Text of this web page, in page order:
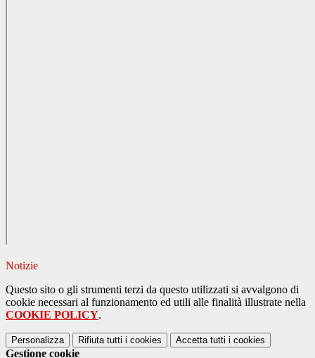
Notizie
Questo sito o gli strumenti terzi da questo utilizzati si avvalgono di
cookie necessari al funzionamento ed utili alle finalità illustrate nella
COOKIE POLICY.
Personalizza Rifiuta tutti i cookies Accetta tutti i cookies
Gestione cookie